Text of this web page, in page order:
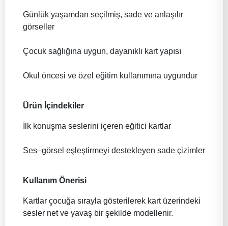
Günlük yaşamdan seçilmiş, sade ve anlaşılır
görseller
Çocuk sağlığına uygun, dayanıklı kart yapısı
Okul öncesi ve özel eğitim kullanımına uygundur
Ürün İçindekiler
İlk konuşma seslerini içeren eğitici kartlar
Ses–görsel eşleştirmeyi destekleyen sade çizimler
Kullanım Önerisi
Kartlar çocuğa sırayla gösterilerek kart üzerindeki
sesler net ve yavaş bir şekilde modellenir.